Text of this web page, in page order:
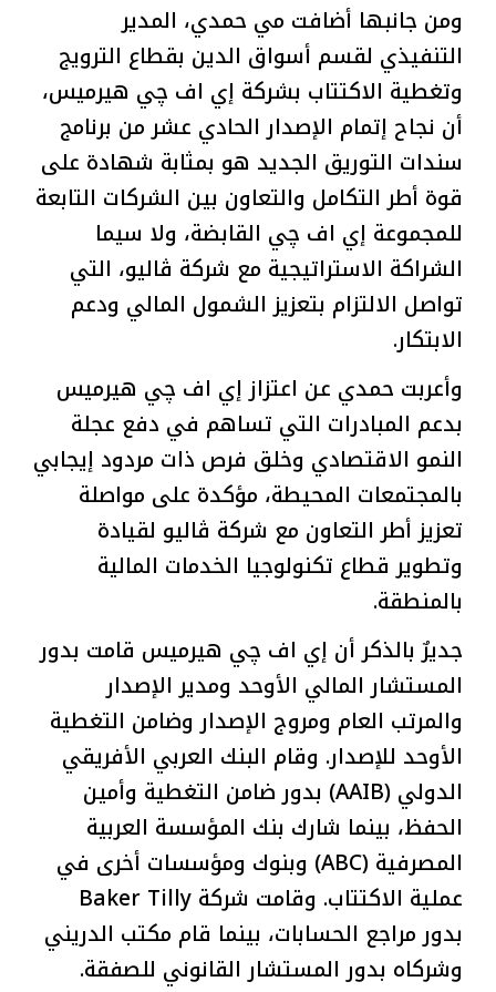
ومن جانبها أضافت مي حمدي، المدير
التنفيذي لقسم أسواق الدين بقطاع الترويج
وتغطية الاكتتاب بشركة إي اف چي هيرميس،
أن نجاح إتمام الإصدار الحادي عشر من برنامج
سندات التوريق الجديد هو بمثابة شهادة على
قوة أطر التكامل والتعاون بين الشركات التابعة
للمجموعة إي اف چي القابضة، ولا سيما
الشراكة الاستراتيجية مع شركة ڤاليو، التي
تواصل الالتزام بتعزيز الشمول المالي ودعم
الابتكار.
وأعربت حمدي عن اعتزاز إي اف چي هيرميس
بدعم المبادرات التي تساهم في دفع عجلة
النمو الاقتصادي وخلق فرص ذات مردود إيجابي
بالمجتمعات المحيطة، مؤكدة على مواصلة
تعزيز أطر التعاون مع شركة ڤاليو لقيادة
وتطوير قطاع تكنولوجيا الخدمات المالية
بالمنطقة.
جديرٌ بالذكر أن إي اف چي هيرميس قامت بدور
المستشار المالي الأوحد ومدير الإصدار
والمرتب العام ومروج الإصدار وضامن التغطية
الأوحد للإصدار. وقام البنك العربي الأفريقي
الدولي (AAIB) بدور ضامن التغطية وأمين
الحفظ، بينما شارك بنك المؤسسة العربية
المصرفية (ABC) وبنوك ومؤسسات أخرى في
عملية الاكتتاب. وقامت شركة Baker Tilly
بدور مراجع الحسابات، بينما قام مكتب الدريني
وشركاه بدور المستشار القانوني للصفقة.